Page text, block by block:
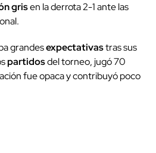
grisen la derrota 2-1 ante las
grandesexpectativastras sus
partidosdel torneo, jugó 70
fue opaca y contribuyó poco